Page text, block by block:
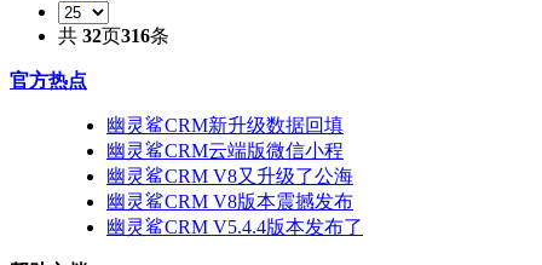
共 32页316条
官方热点
幽灵鲨CRM新升级数据回填
幽灵鲨CRM云端版微信小程
幽灵鲨CRM V8又升级了公海
幽灵鲨CRM V8版本震撼发布
幽灵鲨CRM V5.4.4版本发布了